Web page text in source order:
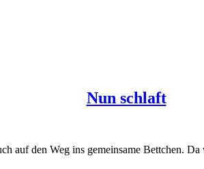
Nun schlaft
auf den Weg ins gemeinsame Bettchen.